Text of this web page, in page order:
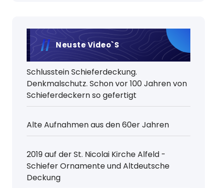
Neuste Video`s
Schlusstein Schieferdeckung.
Denkmalschutz. Schon vor 100 Jahren von
Schieferdeckern so gefertigt
Alte Aufnahmen aus den 60er Jahren
2019 auf der St. Nicolai Kirche Alfeld -
Schiefer Ornamente und Altdeutsche
Deckung